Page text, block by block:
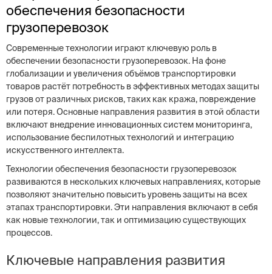
обеспечения безопасности
грузоперевозок
Современные технологии играют ключевую роль в
обеспечении безопасности грузоперевозок. На фоне
глобализации и увеличения объёмов транспортировки
товаров растёт потребность в эффективных методах защиты
грузов от различных рисков, таких как кража, повреждение
или потеря. Основные направления развития в этой области
включают внедрение инновационных систем мониторинга,
использование беспилотных технологий и интеграцию
искусственного интеллекта.
Технологии обеспечения безопасности грузоперевозок
развиваются в нескольких ключевых направлениях, которые
позволяют значительно повысить уровень защиты на всех
этапах транспортировки. Эти направления включают в себя
как новые технологии, так и оптимизацию существующих
процессов.
Ключевые направления развития